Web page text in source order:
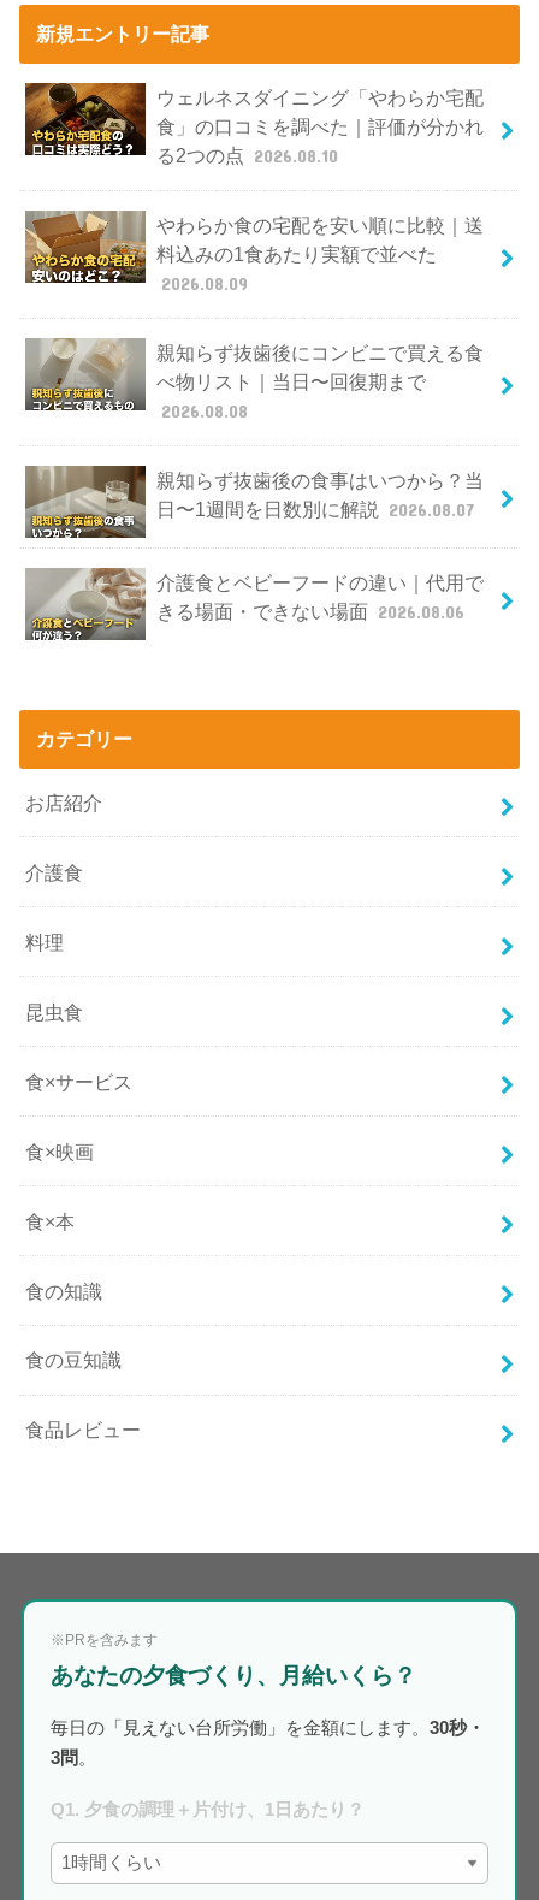
新規エントリー記事
ウェルネスダイニング「やわらか宅配
食」の口コミを調べた｜評価が分かれ
る2つの点 2026.08.10
やわらか食の宅配を安い順に比較｜送
料込みの1食あたり実額で並べた
2026.08.09
親知らず抜歯後にコンビニで買える食
べ物リスト｜当日〜回復期まで
2026.08.08
親知らず抜歯後の食事はいつから？当
日〜1週間を日数別に解説
2026.08.07
介護食とベビーフードの違い｜代用で
きる場面・できない場面 2026.08.06
カテゴリー
お店紹介
介護食
料理
昆虫食
食×サービス
食×映画
食×本
食の知識
食の豆知識
食品レビュー
※PRを含みます
あなたの夕食づくり、月給いくら？
毎日の「見えない台所労働」を金額にします。30秒・
3問 。
Q1. 夕食の調理＋片付け、1日あたり？